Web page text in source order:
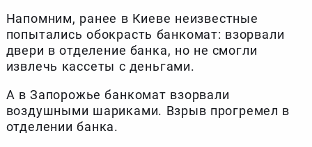
Напомним, ранее в Киеве неизвестные
попытались обокрасть банкомат: взорвали
двери в отделение банка, но не смогли
извлечь кассеты с деньгами.
А в Запорожье банкомат взорвали
воздушными шариками. Взрыв прогремел в
отделении банка.